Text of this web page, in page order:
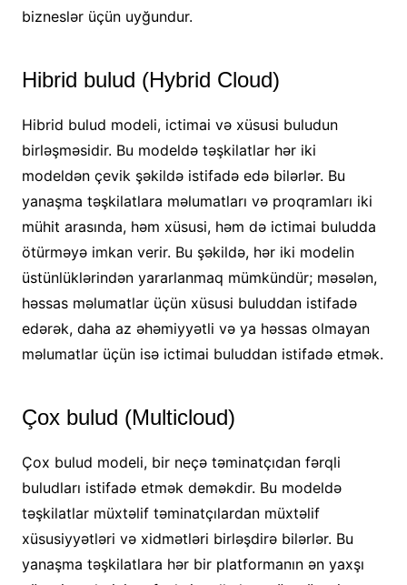
bizneslər üçün uyğundur.
Hibrid bulud (Hybrid Cloud)
Hibrid bulud modeli, ictimai və xüsusi buludun
birləşməsidir. Bu modeldə təşkilatlar hər iki
modeldən çevik şəkildə istifadə edə bilərlər. Bu
yanaşma təşkilatlara məlumatları və proqramları iki
mühit arasında, həm xüsusi, həm də ictimai buludda
ötürməyə imkan verir. Bu şəkildə, hər iki modelin
üstünlüklərindən yararlanmaq mümkündür; məsələn,
həssas məlumatlar üçün xüsusi buluddan istifadə
edərək, daha az əhəmiyyətli və ya həssas olmayan
məlumatlar üçün isə ictimai buluddan istifadə etmək.
Çox bulud (Multicloud)
Çox bulud modeli, bir neçə təminatçıdan fərqli
buludları istifadə etmək deməkdir. Bu modeldə
təşkilatlar müxtəlif təminatçılardan müxtəlif
xüsusiyyətləri və xidmətləri birləşdirə bilərlər. Bu
yanaşma təşkilatlara hər bir platformanın ən yaxşı